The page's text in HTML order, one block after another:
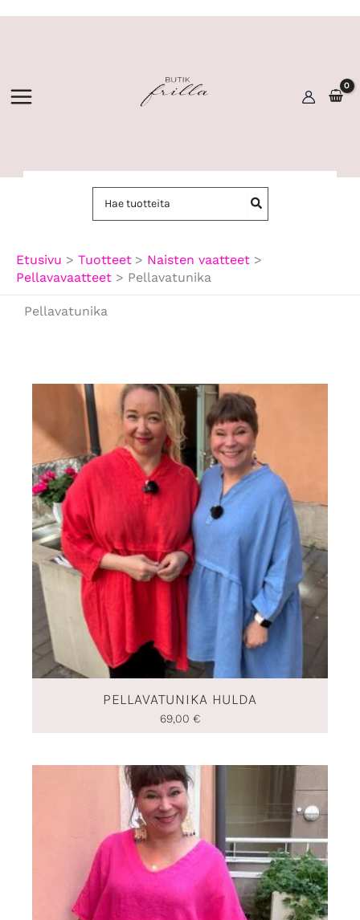
Etusivu Tuotteet
Naisten vaatteet
Pellavavaatteet
Pellavatunika
Pellavatunika
PELLAVATUNIKA HULDA
69,00 €